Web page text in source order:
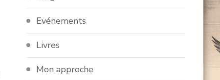
Evénements
Livres
Mon approche